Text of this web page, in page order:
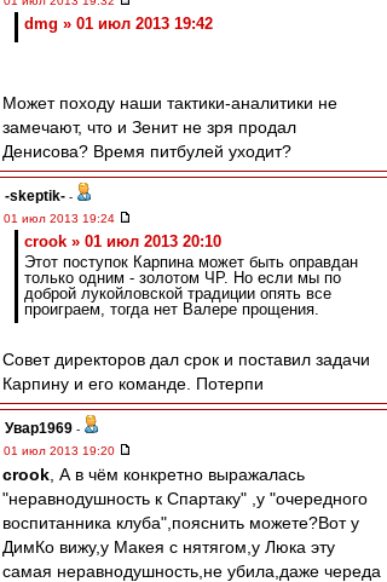
dmg » 01 июл 2013 19:42
Может походу наши тактики-аналитики не
замечают, что и Зенит не зря продал
Денисова? Время питбулей уходит?
-skeptik- -
01 июл 2013 19:24
crook » 01 июл 2013 20:10
Этот поступок Карпина может быть оправдан
только одним - золотом ЧР. Но если мы по
доброй лукойловской традиции опять все
проиграем, тогда нет Валере прощения.
Совет директоров дал срок и поставил задачи
Карпину и его команде. Потерпи
Увар1969 -
01 июл 2013 19:20
crook , А в чём конкретно выражалась
"неравнодушность к Спартаку" ,у "очередного
воспитанника клуба",пояснить можете?Вот у
ДимКо вижу,у Макея с нятягом,у Люка эту
самая неравнодушность,не убила,даже череда